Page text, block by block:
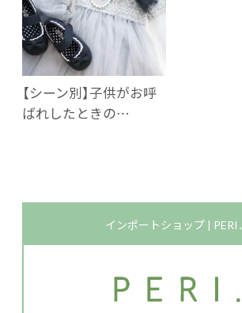
【シーン別】子供がお呼
ばれしたときの…
インポートショップ | PERI．